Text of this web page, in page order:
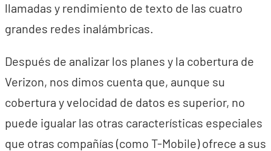
llamadas y rendimiento de texto de las cuatro
grandes redes inalámbricas.
Después de analizar los planes y la cobertura de
Verizon, nos dimos cuenta que, aunque su
cobertura y velocidad de datos es superior, no
puede igualar las otras características especiales
que otras compañías (como T-Mobile) ofrece a sus